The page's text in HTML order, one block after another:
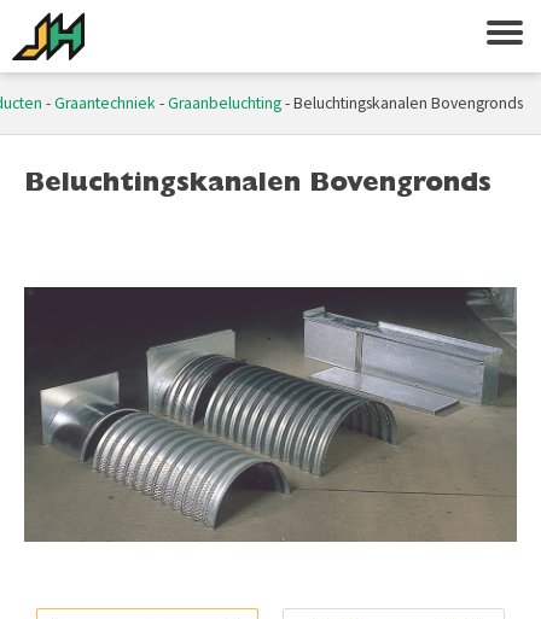
-Graantechniek-Graanbeluchting-Beluchtingskanalen Bovengronds
Beluchtingskanalen Bovengronds